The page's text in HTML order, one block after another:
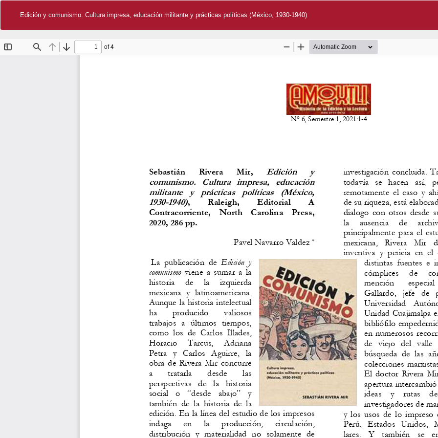
Edición y comunismo. Cultura impresa, educación militante y prácticas políticas (México, 1930-1940)